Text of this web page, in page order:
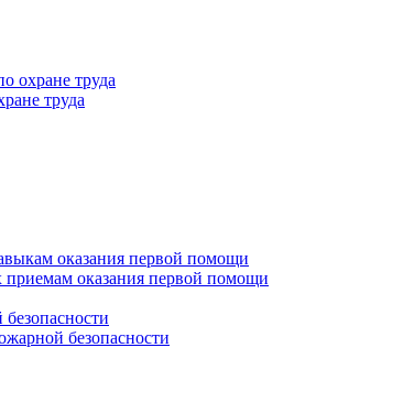
охране труда
труда
оказания первой помощи
приемам оказания первой помощи
безопасности